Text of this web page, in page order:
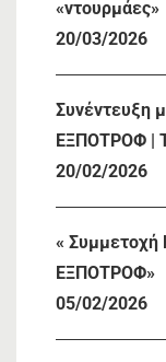
«ντουρμάες»
20/03/2026
Συνέντευξη
ΕΞΠΟΤΡΟΦ |
20/02/2026
« Συμμετοχή
ΕΞΠΟΤΡΟΦ»
05/02/2026